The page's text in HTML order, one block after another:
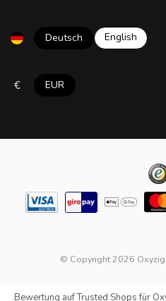
Deutsch English
€ EUR
© Copyright 2026 Oxyzig
Bewertung aufTrusted Shopsfür